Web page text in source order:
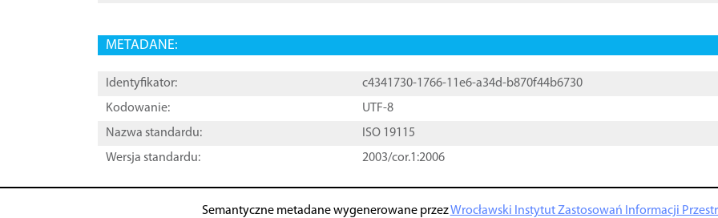
METADANE:
Identyfikator:
c4341730-1766-11e6-a34d-b870f44b6730
Kodowanie:
UTF-8
Nazwa standardu:
ISO 19115
Wersja standardu:
2003/cor.1:2006
Semantyczne metadane wygenerowane przezWrocławski Instytut Zastosowań Informacji